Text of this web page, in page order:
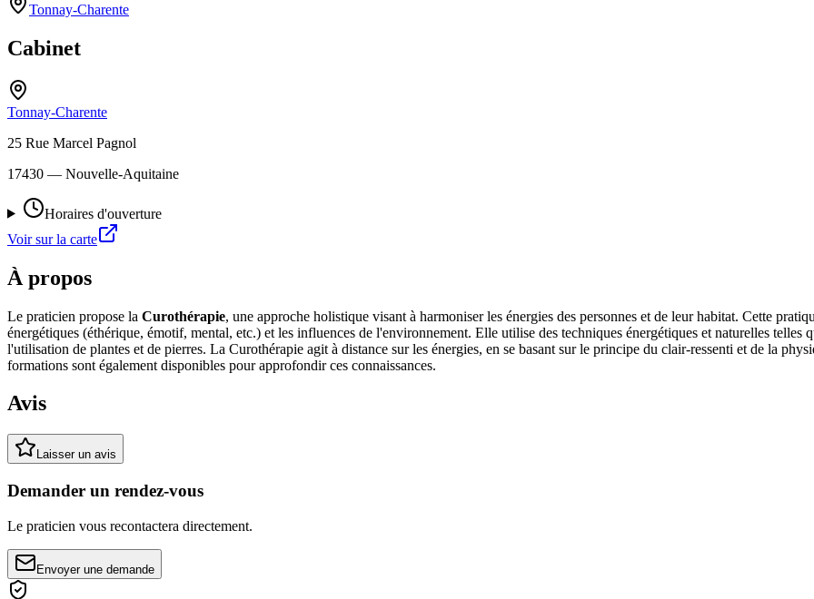
Tonnay-Charente
Cabinet
Tonnay-Charente
25 Rue Marcel Pagnol
17430 — Nouvelle-Aquitaine
Horaires d'ouverture
Voir sur la carte
À propos
Le praticien propose la Curothérapie, une approche holistique visant à harmoniser les énergies des personnes et de leur habitat. Cette
énergétiques (éthérique, émotif, mental, etc.) et les influences de l'environnement. Elle utilise des techniques énergétiques et naturelles
l'utilisation de plantes et de pierres. La Curothérapie agit à distance sur les énergies, en se basant sur le principe du clair-ressenti et de la
formations sont également disponibles pour approfondir ces connaissances.
Avis
Laisser un avis
Demander un rendez-vous
Le praticien vous recontactera directement.
Envoyer une demande